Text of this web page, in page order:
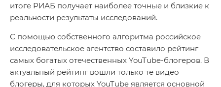
итоге РИАБ получает наиболее точные и близкие к
реальности результаты исследований.
С помощью собственного алгоритма российское
исследовательское агентство составило рейтинг
самых богатых отечественных YouTube-блогеров. В
актуальный рейтинг вошли только те видео
блогеры, для которых YouTube является основной